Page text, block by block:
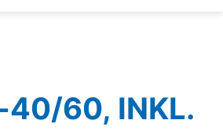
40/60, INKL.